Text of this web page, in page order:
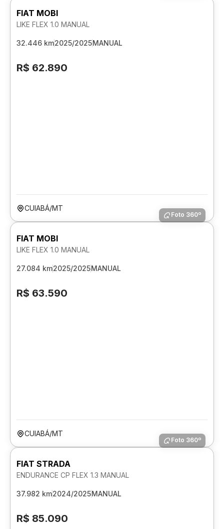
FIAT MOBI
LIKE FLEX 1.0 MANUAL
32.446 km2025/2025MANUAL
R$ 62.890
CUIABÁ/MT
Foto 360º
FIAT MOBI
LIKE FLEX 1.0 MANUAL
27.084 km2025/2025MANUAL
R$ 63.590
CUIABÁ/MT
Foto 360º
FIAT STRADA
ENDURANCE CP FLEX 1.3 MANUAL
37.982 km2024/2025MANUAL
R$ 85.090